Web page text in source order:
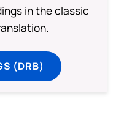
in the classic
(DRB)